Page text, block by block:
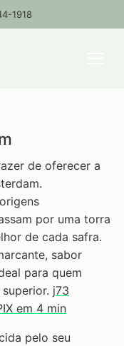
1918
de oferecer a
por uma torra
de cada safra.
sabor
para quem
j73
em 4 min
pelo seu